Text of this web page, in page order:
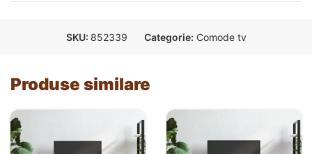
SKU: 852339 Categorie: Comode tv
Produse similare